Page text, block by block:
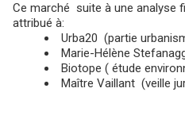
Ce marché suite à une analyse
attribué à:
Urba20 (partie
Marie-Hélène
Biotope ( étude
Maître Vaillant (veille